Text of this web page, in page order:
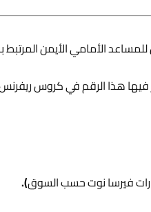
هذا الرقم في كروس